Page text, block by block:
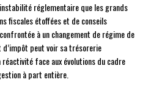
réglementaire que les grands
fiscales étoffées et de conseils
à un changement de régime de
d’impôt peut voir sa trésorerie
face aux évolutions du cadre
à part entière.